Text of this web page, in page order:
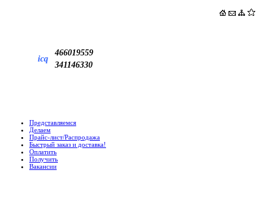
icq
466019559
341146330
Представляемся
Делаем
Прайс-лист/Распродажа
Быстрый заказ и доставка!
Оплатить
Получить
Вакансии